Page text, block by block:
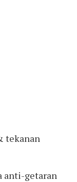
tekanan
anti-getaran